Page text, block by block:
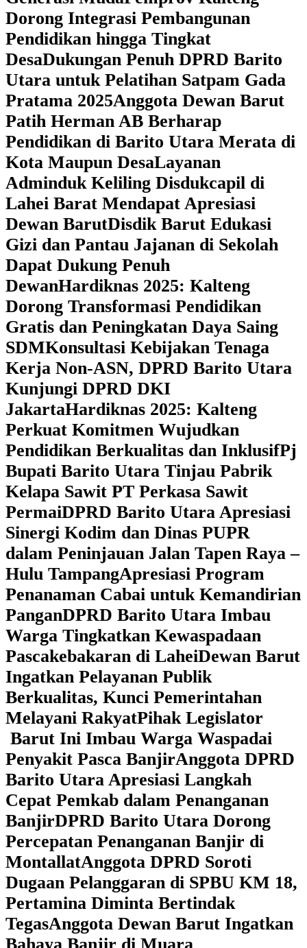
Dorong Integrasi Pembangunan
Pendidikan hingga Tingkat
DesaDukungan Penuh DPRD Barito
Utara untuk Pelatihan Satpam Gada
Pratama 2025Anggota Dewan Barut
Patih Herman AB Berharap
Pendidikan di Barito Utara Merata di
Kota Maupun DesaLayanan
Adminduk Keliling Disdukcapil di
Lahei Barat Mendapat Apresiasi
Dewan BarutDisdik Barut Edukasi
Gizi dan Pantau Jajanan di Sekolah
Dapat Dukung Penuh
DewanHardiknas 2025: Kalteng
Dorong Transformasi Pendidikan
Gratis dan Peningkatan Daya Saing
SDMKonsultasi Kebijakan Tenaga
Kerja Non-ASN, DPRD Barito Utara
Kunjungi DPRD DKI
JakartaHardiknas 2025: Kalteng
Perkuat Komitmen Wujudkan
Pendidikan Berkualitas dan InklusifPj
Bupati Barito Utara Tinjau Pabrik
Kelapa Sawit PT Perkasa Sawit
PermaiDPRD Barito Utara Apresiasi
Sinergi Kodim dan Dinas PUPR
dalam Peninjauan Jalan Tapen Raya –
Hulu TampangApresiasi Program
Penanaman Cabai untuk Kemandirian
PanganDPRD Barito Utara Imbau
Warga Tingkatkan Kewaspadaan
Pascakebakaran di LaheiDewan Barut
Ingatkan Pelayanan Publik
Berkualitas, Kunci Pemerintahan
Melayani RakyatPihak Legislator
Barut Ini Imbau Warga Waspadai
Penyakit Pasca BanjirAnggota DPRD
Barito Utara Apresiasi Langkah
Cepat Pemkab dalam Penanganan
BanjirDPRD Barito Utara Dorong
Percepatan Penanganan Banjir di
MontallatAnggota DPRD Soroti
Dugaan Pelanggaran di SPBU KM 18,
Pertamina Diminta Bertindak
TegasAnggota Dewan Barut Ingatkan